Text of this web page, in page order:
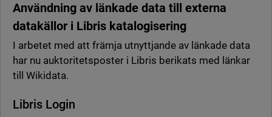
Användning av länkade data till externa
datakällor i Libris katalogisering
I arbetet med att främja utnyttjande av länkade data
har nu auktoritetsposter i Libris berikats med länkar
till Wikidata.
Libris Login